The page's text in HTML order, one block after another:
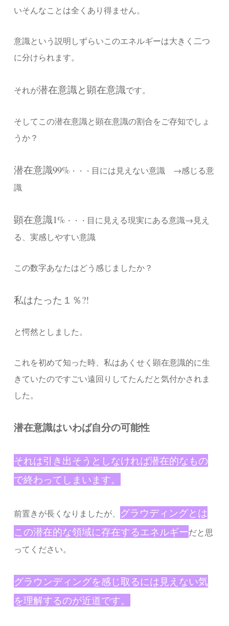
いそんなことは全くあり得ません。
意識という説明しずらいこのエネルギーは大きく二つ
に分けられます。
それが潜在意識と顕在意識です。
そしてこの潜在意識と顕在意識の割合をご存知でしょ
うか？
潜在意識99% ・・・ 目には見えない意識 →感じる意
識
顕在意識1% ・・・ 目に見える現実にある意識→見え
る、実感しやすい意識
この数字あなたはどう感じましたか？
私はたった１％?!
と愕然としました。
これを初めて知った時、私はあくせく顕在意識的に生
きていたのですごい遠回りしてたんだと気付かされま
した。
潜在意識はいわば自分の可能性
それは引き出そうとしなければ潜在的なもの
で終わってしまいます。
前置きが長くなりましたが、 グラウディングとは
この潜在的な領域に存在するエネルギーだと思
ってください。
グラウンディングを感じ取るには見えない気
を理解するのが近道です。